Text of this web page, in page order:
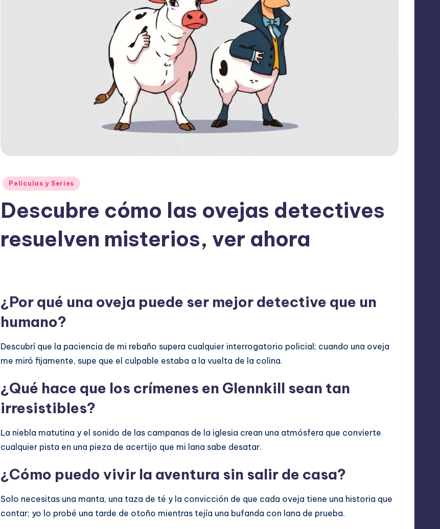
Publicado
Películas y Series
Descubre cómo las ovejas detectives
resuelven misterios, ver ahora
¿Por qué una oveja puede ser mejor detective que un
humano?
Descubrí que la paciencia de mi rebaño supera cualquier interrogatorio policial; cuando una oveja
me miró fijamente, supe que el culpable estaba a la vuelta de la colina.
¿Qué hace que los crímenes en Glennkill sean tan
irresistibles?
La niebla matutina y el sonido de las campanas de la iglesia crean una atmósfera que convierte
cualquier pista en una pieza de acertijo que mi lana sabe desatar.
¿Cómo puedo vivir la aventura sin salir de casa?
Solo necesitas una manta, una taza de té y la convicción de que cada oveja tiene una historia que
contar; yo lo probé una tarde de otoño mientras tejía una bufanda con lana de prueba.